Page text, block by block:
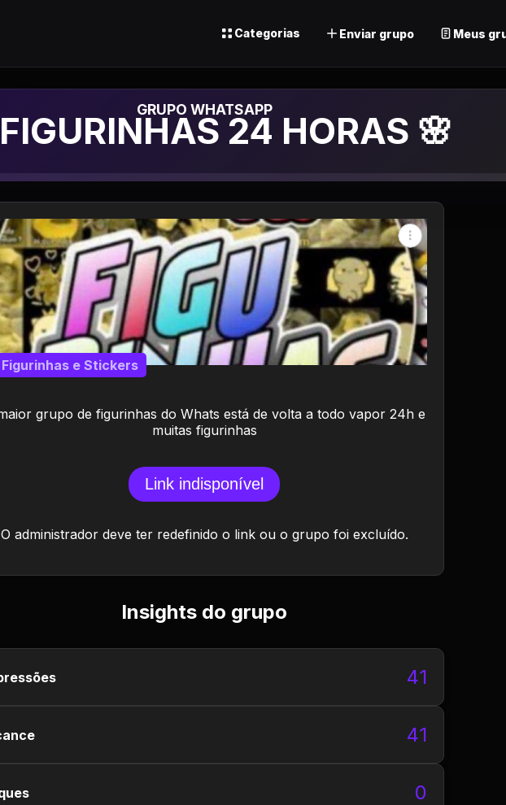
Categorias Enviar grupo Meus
de Whatsapp24 HORAS 🌸
grupo de figurinhas do Whats está de volta a todo vapor 24h e
muitas figurinhas
Figurinhas e Stickers
Link indisponível
O administrador deve ter redefinido o link ou o grupo foi excluído.
Insights do grupo
41
41
0